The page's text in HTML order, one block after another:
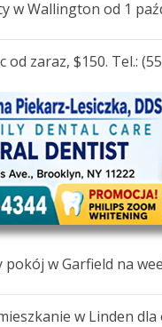
w Wallington od 1
od zaraz, $150. Tel.:
pokój w Garfield na
w Linden